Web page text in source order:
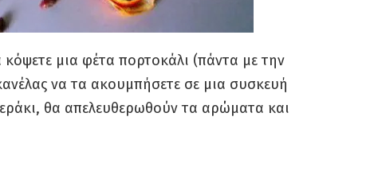
κόψετε μια φέτα πορτοκάλι (πάντα με την
να τα ακουμπήσετε σε μια συσκευή
θα απελευθερωθούν τα αρώματα και